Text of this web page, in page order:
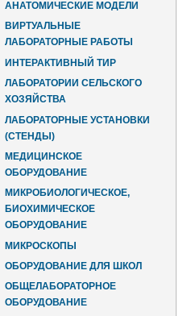
АНАТОМИЧЕСКИЕ МОДЕЛИ
ВИРТУАЛЬНЫЕ
ЛАБОРАТОРНЫЕ РАБОТЫ
ИНТЕРАКТИВНЫЙ ТИР
ЛАБОРАТОРИИ СЕЛЬСКОГО
ХОЗЯЙСТВА
ЛАБОРАТОРНЫЕ УСТАНОВКИ
(СТЕНДЫ)
МЕДИЦИНСКОЕ
ОБОРУДОВАНИЕ
МИКРОБИОЛОГИЧЕСКОЕ,
БИОХИМИЧЕСКОЕ
ОБОРУДОВАНИЕ
МИКРОСКОПЫ
ОБОРУДОВАНИЕ ДЛЯ ШКОЛ
ОБЩЕЛАБОРАТОРНОЕ
ОБОРУДОВАНИЕ